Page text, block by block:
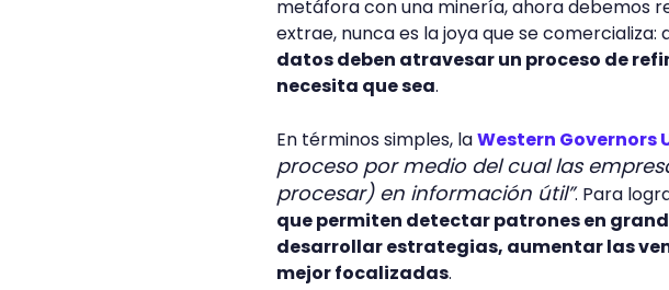
metáfora con una minería, ahora debemos
extrae, nunca es la joya que se comercializa:
datos deben atravesar un proceso de
necesita que sea.
En términos simples, laWestern Governors
proceso por medio del cual las
procesar) en información útil”. Para
que permiten detectar patrones en
desarrollar estrategias, aumentar las
mejor focalizadas.